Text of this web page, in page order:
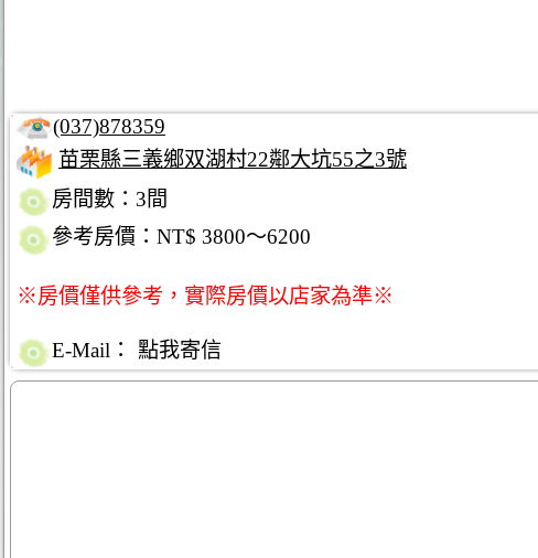
(037)878359
苗栗縣三義鄉双湖村22鄰大坑55之3號
房間數：3間
參考房價：NT$ 3800～6200
※房價僅供參考，實際房價以店家為準※
E-Mail： 點我寄信